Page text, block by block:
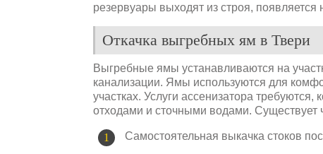
резервуары выходят из строя,
Откачка выгребных ям в Твери
Выгребные ямы устанавливаются на
канализации. Ямы используются для
участках. Услуги ассенизатора
отходами и сточными водами. Существует
Самостоятельная выкачка стоков